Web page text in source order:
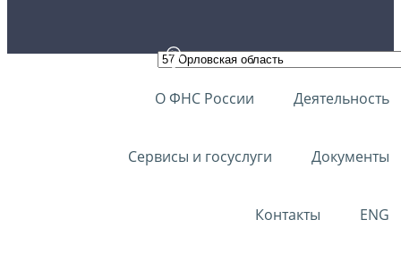
О ФНС России Деятельность
Сервисы и госуслуги Документы
Контакты ENG